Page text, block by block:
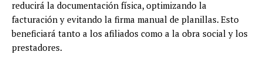
reducirá la documentación física, optimizando la
facturación y evitando la firma manual de planillas. Esto
beneficiará tanto a los afiliados como a la obra social y los
prestadores.